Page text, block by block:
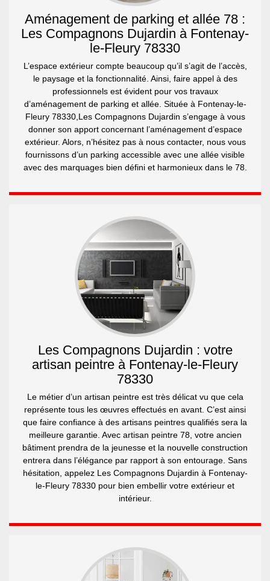
Aménagement de parking et allée 78 :
Les Compagnons Dujardin à Fontenay-
le-Fleury 78330
L’espace extérieur compte beaucoup qu’il s’agit de l’accès,
le paysage et la fonctionnalité. Ainsi, faire appel à des
professionnels est évident pour vos travaux
d’aménagement de parking et allée. Située à Fontenay-le-
Fleury 78330,Les Compagnons Dujardin s’engage à vous
donner son apport concernant l’aménagement d’espace
extérieur. Alors, n’hésitez pas à nous contacter, nous vous
fournissons d’un parking accessible avec une allée visible
avec des marquages bien défini et harmonieux dans le 78.
Les Compagnons Dujardin : votre
artisan peintre à Fontenay-le-Fleury
78330
Le métier d’un artisan peintre est très délicat vu que cela
représente tous les œuvres effectués en avant. C’est ainsi
que faire confiance à des artisans peintres qualifiés sera la
meilleure garantie. Avec artisan peintre 78, votre ancien
bâtiment prendra de la jeunesse et la nouvelle construction
entrera dans l’élégance par rapport à son entourage. Sans
hésitation, appelez Les Compagnons Dujardin à Fontenay-
le-Fleury 78330 pour bien embellir votre extérieur et
intérieur.